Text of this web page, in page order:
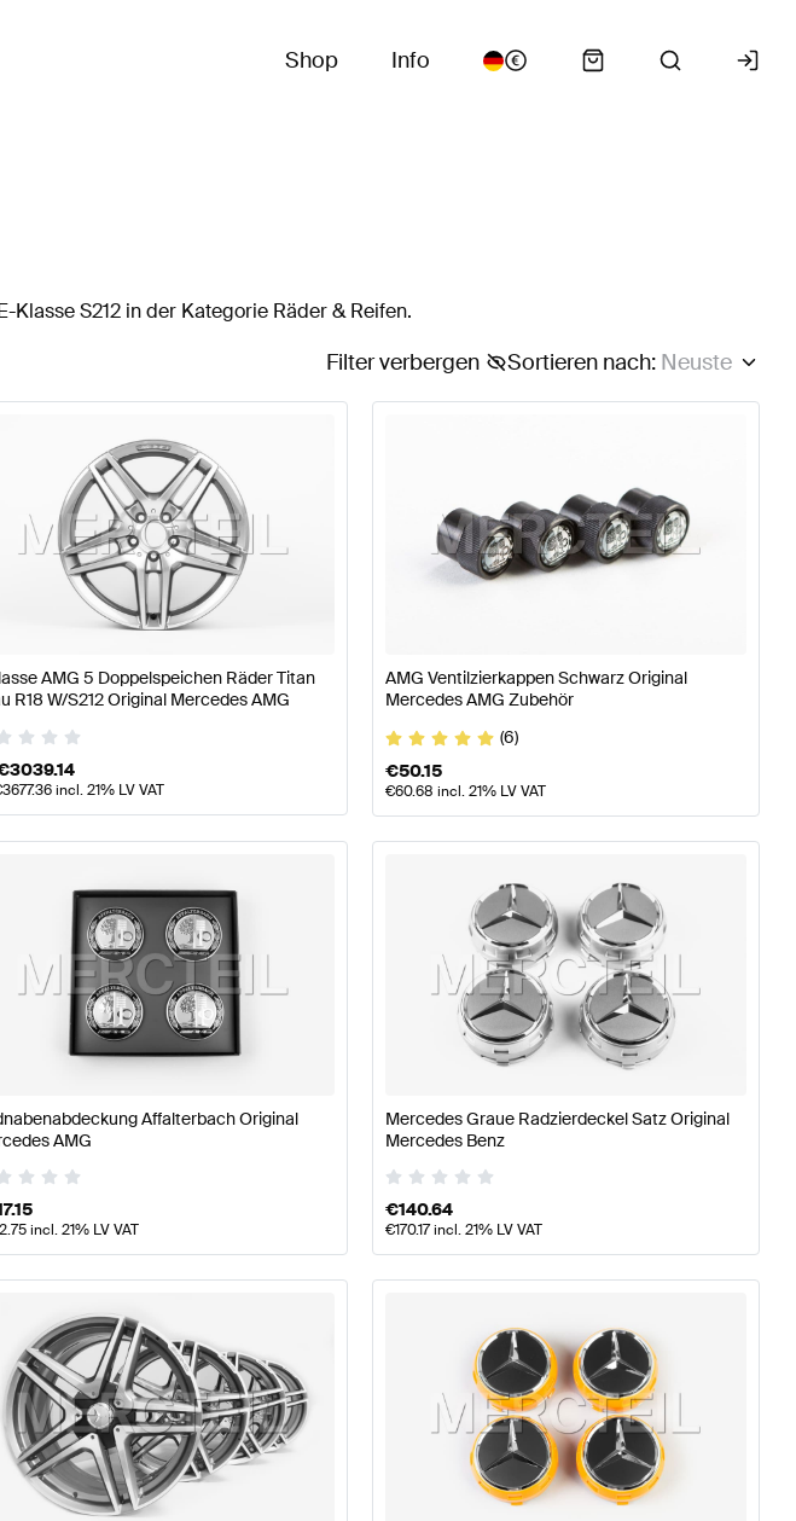
Shop Info
S212 in der Kategorie Räder & Reifen.
Sortieren nach: Neuste
Filter verbergen
AMG A-Klasse W177 Räder & Reifen
Benz E-Klasse S212 Räder & Reifen
AMG 5 Doppelspeichen Räder Titan
R18 W/S212 Original Mercedes AMG
3039.14
3677.36incl. 21% LV VAT
AMG Ventilzierkappen Schwarz Original
Mercedes AMG Zubehör
(6)
€50.15
€60.68 incl. 21% LV VAT
Affalterbach Original
AMG
incl. 21% LV VAT
Mercedes Graue Radzierdeckel Satz Original
Mercedes Benz
€140.64
€170.17incl. 21% LV VAT